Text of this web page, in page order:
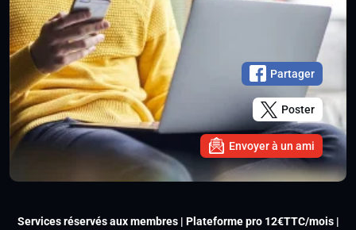
Partager
Poster
Envoyer à un ami
Services réservés aux membres | Plateforme pro 12€TTC/mois |